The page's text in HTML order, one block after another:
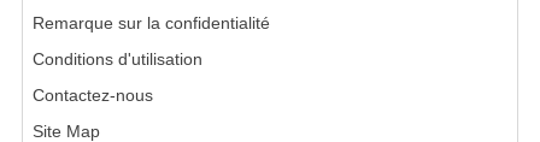
Remarque sur la confidentialité
Conditions d'utilisation
Contactez-nous
Site Map